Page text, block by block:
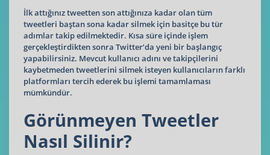
İlk attığınız tweetten son attığınıza kadar olan tüm
tweetleri baştan sona kadar silmek için basitçe bu tür
adımlar takip edilmektedir. Kısa süre içinde işlem
gerçekleştirdikten sonra Twitter’da yeni bir başlangıç
yapabilirsiniz. Mevcut kullanıcı adını ve takipçilerini
kaybetmeden tweetlerini silmek isteyen kullanıcıların farklı
platformları tercih ederek bu işlemi tamamlaması
mümkündür.
Görünmeyen Tweetler
Nasıl Silinir?